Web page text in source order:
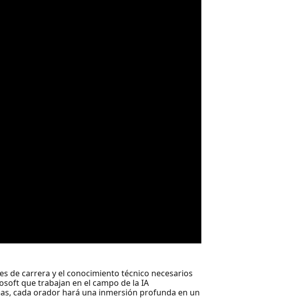
de carrera y el conocimiento técnico necesarios
que trabajan en el campo de la IA
cada orador hará una inmersión profunda en un